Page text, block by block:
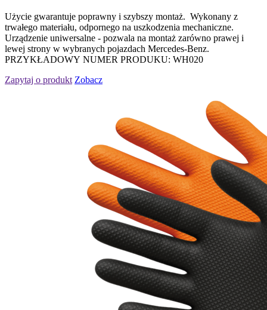
Użycie gwarantuje poprawny i szybszy montaż. Wykonany z
trwałego materiału, odpornego na uszkodzenia mechaniczne.
Urządzenie uniwersalne - pozwala na montaż zarówno prawej i
lewej strony w wybranych pojazdach Mercedes-Benz.
PRZYKŁADOWY NUMER PRODUKU: WH020
Zapytaj o produkt Zobacz